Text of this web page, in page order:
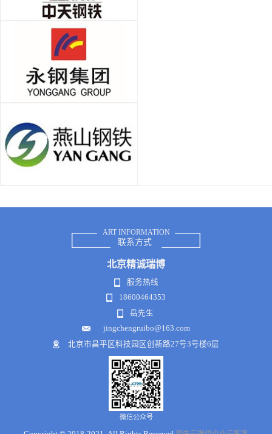
ART INFORMATION
联系方式
北京精诚瑞博
服务热线
18600464353
岳先生
jingchengruibo@163.com
北京市昌平区科技园区创新路27号3号楼6层
微信公众号